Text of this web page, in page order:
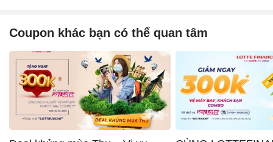
Coupon khác bạn có thể quan tâm